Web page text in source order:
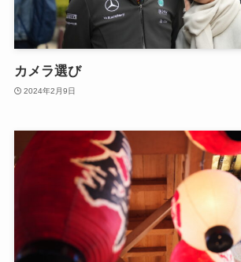
カメラ選び
2024年2月9日